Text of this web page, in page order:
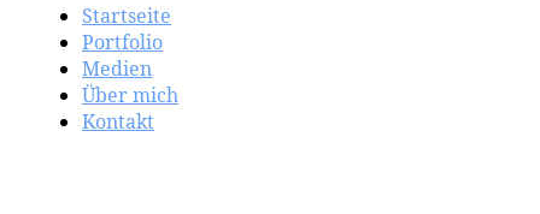
Startseite
Portfolio
Medien
Über mich
Kontakt